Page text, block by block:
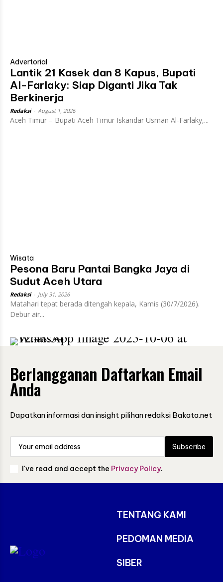
Advertorial
Lantik 21 Kasek dan 8 Kapus, Bupati
Al-Farlaky: Siap Diganti Jika Tak
Berkinerja
Redaksi August 1, 2026
Aceh Timur – Bupati Aceh Timur Iskandar Usman Al-Farlaky,...
Wisata
Pesona Baru Pantai Bangka Jaya di
Sudut Aceh Utara
Redaksi July 31, 2026
Matahari tepat berada ditengah kepala, Kamis (30/7/2026).
Debur air...
Berlangganan Daftarkan Email
Anda
Dapatkan informasi dan insight pilihan redaksi Bakata.net
Subscribe
I've read and accept the Privacy Policy.
TENTANG KAMI
PEDOMAN MEDIA
SIBER